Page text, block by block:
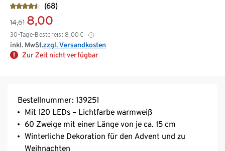
(68)
14,61 8,00
30-Tage-Bestpreis: 8,00 €
inkl. MwSt.zzgl. Versandkosten
Zur Zeit nicht verfügbar
Bestellnummer: 139251
Mit 120 LEDs – Lichtfarbe warmweiß
60 Zweige mit einer Länge von je ca. 15 cm
Winterliche Dekoration für den Advent und zu
Weihnachten